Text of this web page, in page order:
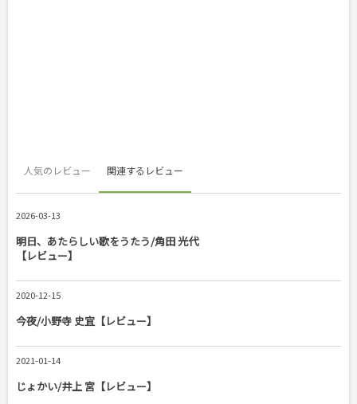
人気のレビュー 関連するレビュー
2026-03-13
明日、あたらしい歌をうたう/角田 光代
【レビュー】
2020-12-15
今夜/小野寺 史宜【レビュー】
2021-01-14
じょかい/井上 宮【レビュー】